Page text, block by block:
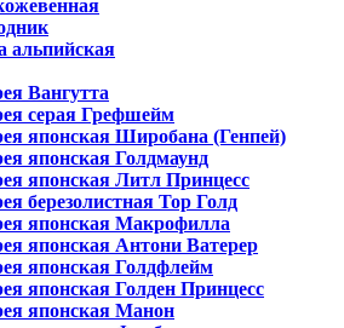
альпийская
Вангутта
серая Грефшейм
японская Широбана (Генпей)
японская Голдмаунд
японская Литл Принцесс
березолистная Тор Голд
японская Макрофилла
японская Антони Ватерер
японская Голдфлейм
японская Голден Принцесс
японская Манон